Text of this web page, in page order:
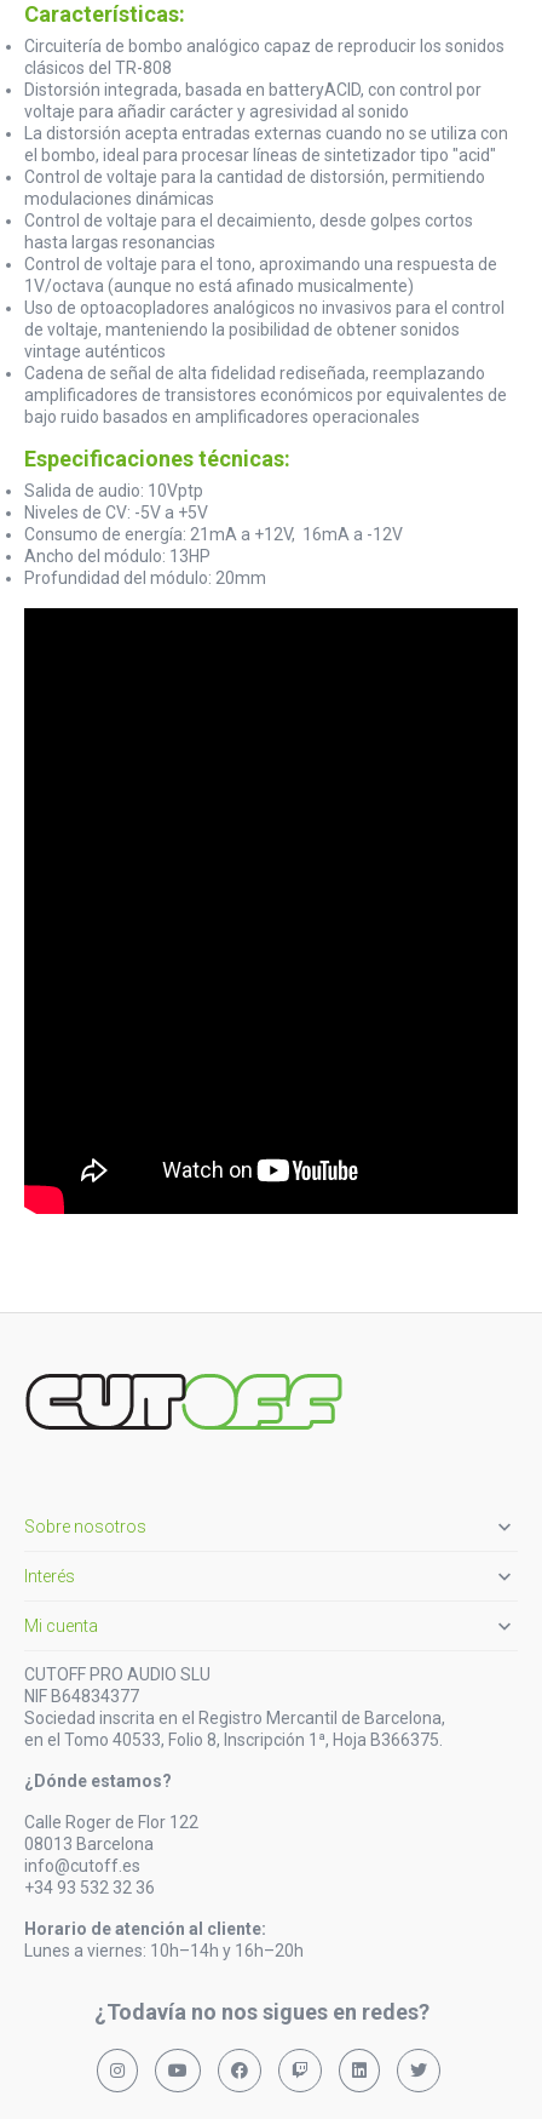
Características:
Circuitería de bombo analógico capaz de reproducir los sonidos
clásicos del TR-808
Distorsión integrada, basada en batteryACID, con control por
voltaje para añadir carácter y agresividad al sonido
La distorsión acepta entradas externas cuando no se utiliza con
el bombo, ideal para procesar líneas de sintetizador tipo "acid"
Control de voltaje para la cantidad de distorsión, permitiendo
modulaciones dinámicas
Control de voltaje para el decaimiento, desde golpes cortos
hasta largas resonancias
Control de voltaje para el tono, aproximando una respuesta de
1V/octava (aunque no está afinado musicalmente)
Uso de optoacopladores analógicos no invasivos para el control
de voltaje, manteniendo la posibilidad de obtener sonidos
vintage auténticos
Cadena de señal de alta fidelidad rediseñada, reemplazando
amplificadores de transistores económicos por equivalentes de
bajo ruido basados en amplificadores operacionales
Especificaciones técnicas:
Salida de audio: 10Vptp
Niveles de CV: -5V a +5V
Consumo de energía: 21mA a +12V, 16mA a -12V
Ancho del módulo: 13HP
Profundidad del módulo: 20mm
Sobre nosotros 
Interés 
Mi cuenta 
CUTOFF PRO AUDIO SLU
NIF B64834377
Sociedad inscrita en el Registro Mercantil de Barcelona,
en el Tomo 40533, Folio 8, Inscripción 1ª, Hoja B366375.
¿Dónde estamos?
Calle Roger de Flor 122
08013 Barcelona
info@cutoff.es
+34 93 532 32 36
Horario de atención al cliente:
Lunes a viernes: 10h–14h y 16h–20h
¿Todavía no nos sigues en redes?